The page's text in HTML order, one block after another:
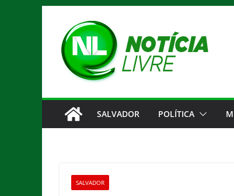
conteúdo
SALVADOR POLÍTICA
SALVADOR